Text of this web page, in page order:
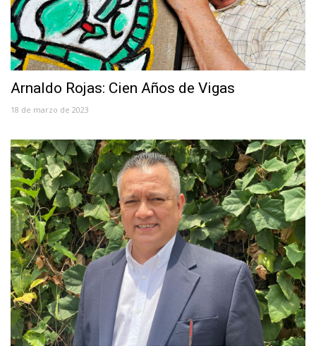
Arnaldo Rojas: Cien Años de Vigas
18 de marzo de 2023